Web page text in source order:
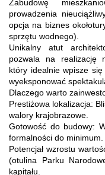
Zabudowę
prowadzenia
opcja na biznes
sprzętu wodnego).
Unikalny atut
pozwala na realizację
który idealnie wpisze
wyeksponować
Dlaczego warto
Prestiżowa lokalizacja:
walory krajobrazowe.
Gotowość do budowy:
formalności do minimum.
Potencjał wzrostu
(otulina Parku
kapitału.